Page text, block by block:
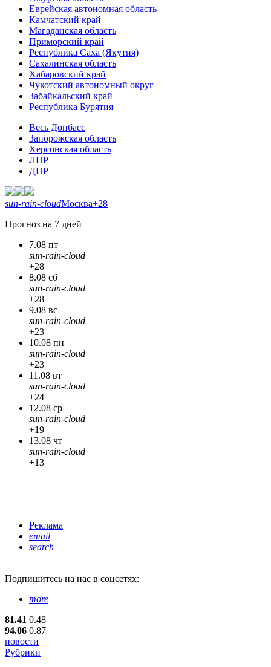
Еврейская автономная область
Камчатский край
Магаданская область
Приморский край
Республика Саха (Якутия)
Сахалинская область
Хабаровский край
Чукотский автономный округ
Забайкальский край
Республика Бурятия
Весь Донбасс
Запорожская область
Херсонская область
ЛНР
ДНР
sun-rain-cloudМосква+28
Прогноз на 7 дней
7.08 пт
sun-rain-cloud
+28
8.08 сб
sun-rain-cloud
+28
9.08 вс
sun-rain-cloud
+23
10.08 пн
sun-rain-cloud
+23
11.08 вт
sun-rain-cloud
+24
12.08 ср
sun-rain-cloud
+19
13.08 чт
sun-rain-cloud
+13
Реклама
email
search
Подпишитесь на нас в соцсетях:
more
81.41 0.48
94.06 0.87
новости
Рубрики